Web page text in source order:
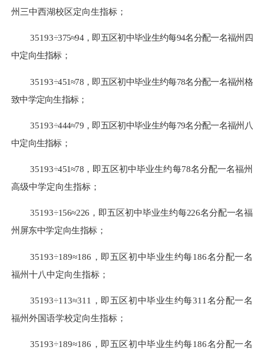
州三中西湖校区定向生指标；
35193÷375≈94，即五区初中毕业生约每94名分配一名福州四
中定向生指标；
35193÷451≈78，即五区初中毕业生约每78名分配一名福州格
致中学定向生指标；
35193÷444≈79，即五区初中毕业生约每79名分配一名福州八
中定向生指标；
35193÷451≈78，即五区初中毕业生约每78名分配一名福州
高级中学定向生指标；
35193÷156≈226 ， 即五区初中毕业生约每226名分配一名福
州屏东中学定向生指标；
35193÷189≈186，即五区初中毕业生约每186名分配一名
福州十八中定向生指标；
35193÷113≈311，即五区初中毕业生约每311名分配一名
福州外国语学校定向生指标；
35193÷189≈186，即五区初中毕业生约每186名分配一名